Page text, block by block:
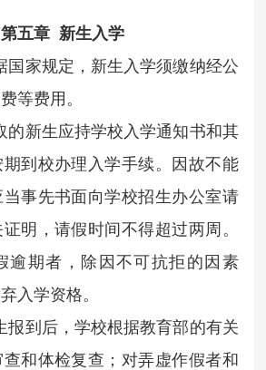
第五章 新生入学
国家规定，新生入学须缴纳经公
等费用。
的新生应持学校入学通知书和其
到校办理入学手续。因故不能
事先书面向学校招生办公室请
明，请假时间不得超过两周。
逾期者，除因不可抗拒的因素
入学资格。
报到后，学校根据教育部的有关
和体检复查；对弄虚作假者和